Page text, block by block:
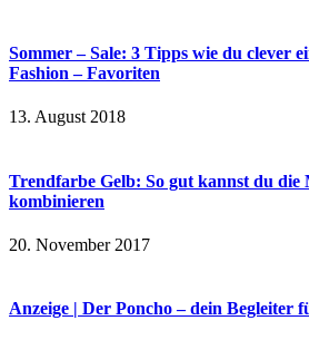
Sommer – Sale: 3 Tipps wie du clever
Fashion – Favoriten
13. August 2018
Trendfarbe Gelb: So gut kannst du die
kombinieren
20. November 2017
Anzeige | Der Poncho – dein Begleiter